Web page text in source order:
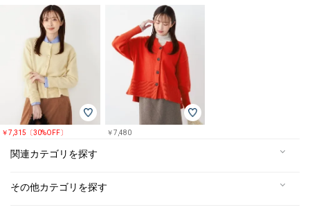
￥7,315〔30%OFF〕 ￥7,480
関連カテゴリを探す
その他カテゴリを探す